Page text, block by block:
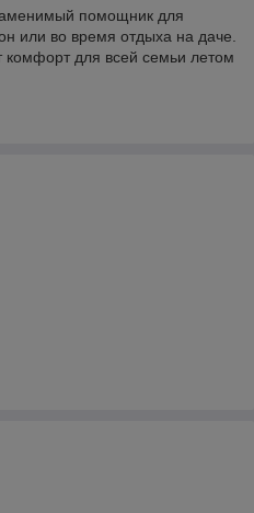
помощник для
или во время отдыха на даче.
комфорт для всей семьи летом